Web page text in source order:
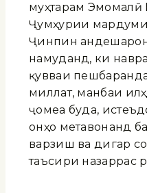
муҳтарам Эмомалӣ
Ҷумҳурии
Ҷинпин
намуданд, ки
қувваи
миллат, манбаи
ҷомеа буда,
онҳо метавонанд
варзиш ва дигар
таъсири назаррас